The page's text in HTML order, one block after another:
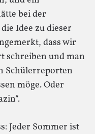
bei der
Idee zu dieser
dass wir
schreiben und man
Schülerreporten
möge. Oder
Jeder Sommer ist